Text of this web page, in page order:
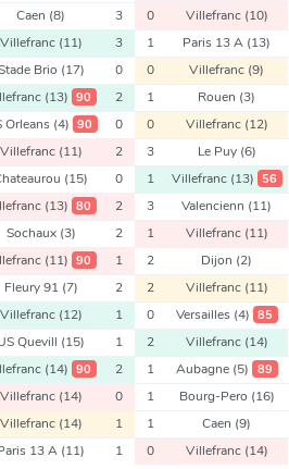
Caen (8) 3 0 Villefranc (10)
Villefranc (11) 3 1 Paris 13 A (13)
Brio (17) 0 0 Villefranc (9)
(13) 90 2 1 Rouen (3)
Orleans (4) 90 0 0 Villefranc (12)
Villefranc (11) 2 3 Le Puy (6)
(15) 0 1 Villefranc (13) 56
(13) 80 2 3 Valencienn (11)
Sochaux (3) 2 1 Villefranc (11)
(11) 90 1 2 Dijon (2)
Fleury 91 (7) 2 2 Villefranc (11)
Villefranc (12) 1 0 Versailles (4) 85
Quevill (15) 1 2 Villefranc (14)
(14) 90 2 1 Aubagne (5) 89
Villefranc (14) 0 1 Bourg-Pero (16)
Villefranc (14) 1 1 Caen (9)
13 A (11) 1 0 Villefranc (14)